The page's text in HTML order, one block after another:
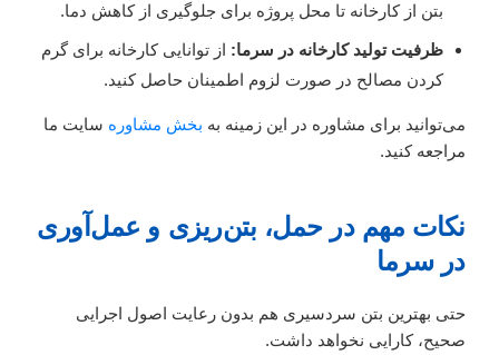
بتن از کارخانه تا محل پروژه برای جلوگیری از کاهش دما.
ظرفیت تولید کارخانه در سرما: از توانایی کارخانه برای گرم
کردن مصالح در صورت لزوم اطمینان حاصل کنید.
می‌توانید برای مشاوره در این زمینه به بخش مشاوره سایت ما
مراجعه کنید.
نکات مهم در حمل، بتن‌ریزی و عمل‌آوری
در سرما
حتی بهترین بتن سردسیری هم بدون رعایت اصول اجرایی
صحیح، کارایی نخواهد داشت.